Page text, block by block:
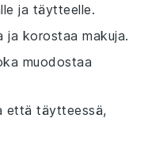
ja täytteelle.
ja korostaa makuja.
muodostaa
että täytteessä,